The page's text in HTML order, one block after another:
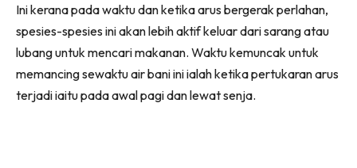
Ini kerana pada waktu dan ketika arus bergerak perlahan,
spesies-spesies ini akan lebih aktif keluar dari sarang atau
lubang untuk mencari makanan. Waktu kemuncak untuk
memancing sewaktu air bani ini ialah ketika pertukaran arus
terjadi iaitu pada awal pagi dan lewat senja.